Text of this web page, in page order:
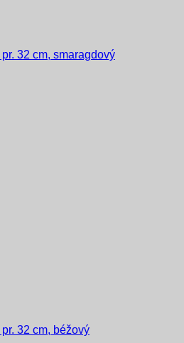
32 cm, smaragdový
32 cm, béžový